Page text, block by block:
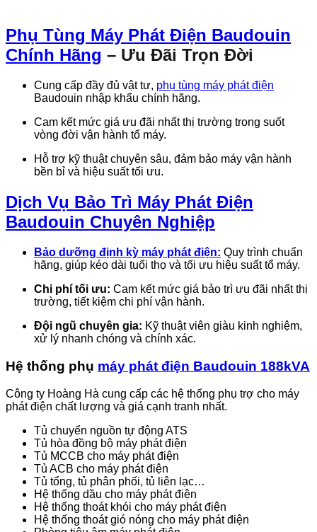
Phụ Tùng Máy Phát Điện Baudouin
Chính Hãng – Ưu Đãi Trọn Đời
Cung cấp đầy đủ vật tư, phụ tùng máy phát điện
Baudouin nhập khẩu chính hãng.
Cam kết mức giá ưu đãi nhất thị trường trong suốt
vòng đời vận hành tổ máy.
Hỗ trợ kỹ thuật chuyên sâu, đảm bảo máy vận hành
bền bỉ và hiệu suất tối ưu.
Dịch Vụ Bảo Trì Máy Phát Điện
Baudouin Chuyên Nghiệp
Bảo dưỡng định kỳ máy phát điện: Quy trình chuẩn
hãng, giúp kéo dài tuổi thọ và tối ưu hiệu suất tổ máy.
Chi phí tối ưu: Cam kết mức giá bảo trì ưu đãi nhất thị
trường, tiết kiệm chi phí vận hành.
Đội ngũ chuyên gia: Kỹ thuật viên giàu kinh nghiệm,
xử lý nhanh chóng và chính xác.
Hệ thống phụ máy phát điện Baudouin 188kVA
Công ty Hoàng Hà cung cấp các hệ thống phụ trợ cho máy
phát điện chất lượng và giá cạnh tranh nhất.
Tủ chuyển nguồn tự động ATS
Tủ hòa đồng bộ máy phát điện
Tủ MCCB cho máy phát điện
Tủ ACB cho máy phát điện
Tủ tổng, tủ phân phối, tủ liên lạc…
Hệ thống dầu cho máy phát điện
Hệ thống thoát khói cho máy phát điện
Hệ thống thoát gió nóng cho máy phát điện